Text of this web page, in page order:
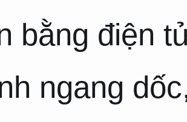
bằng điện
ngang